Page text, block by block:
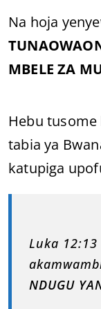
Na hoja
MBELE ZA
Hebu
tabia ya
katupiga
Luka
NDUGU